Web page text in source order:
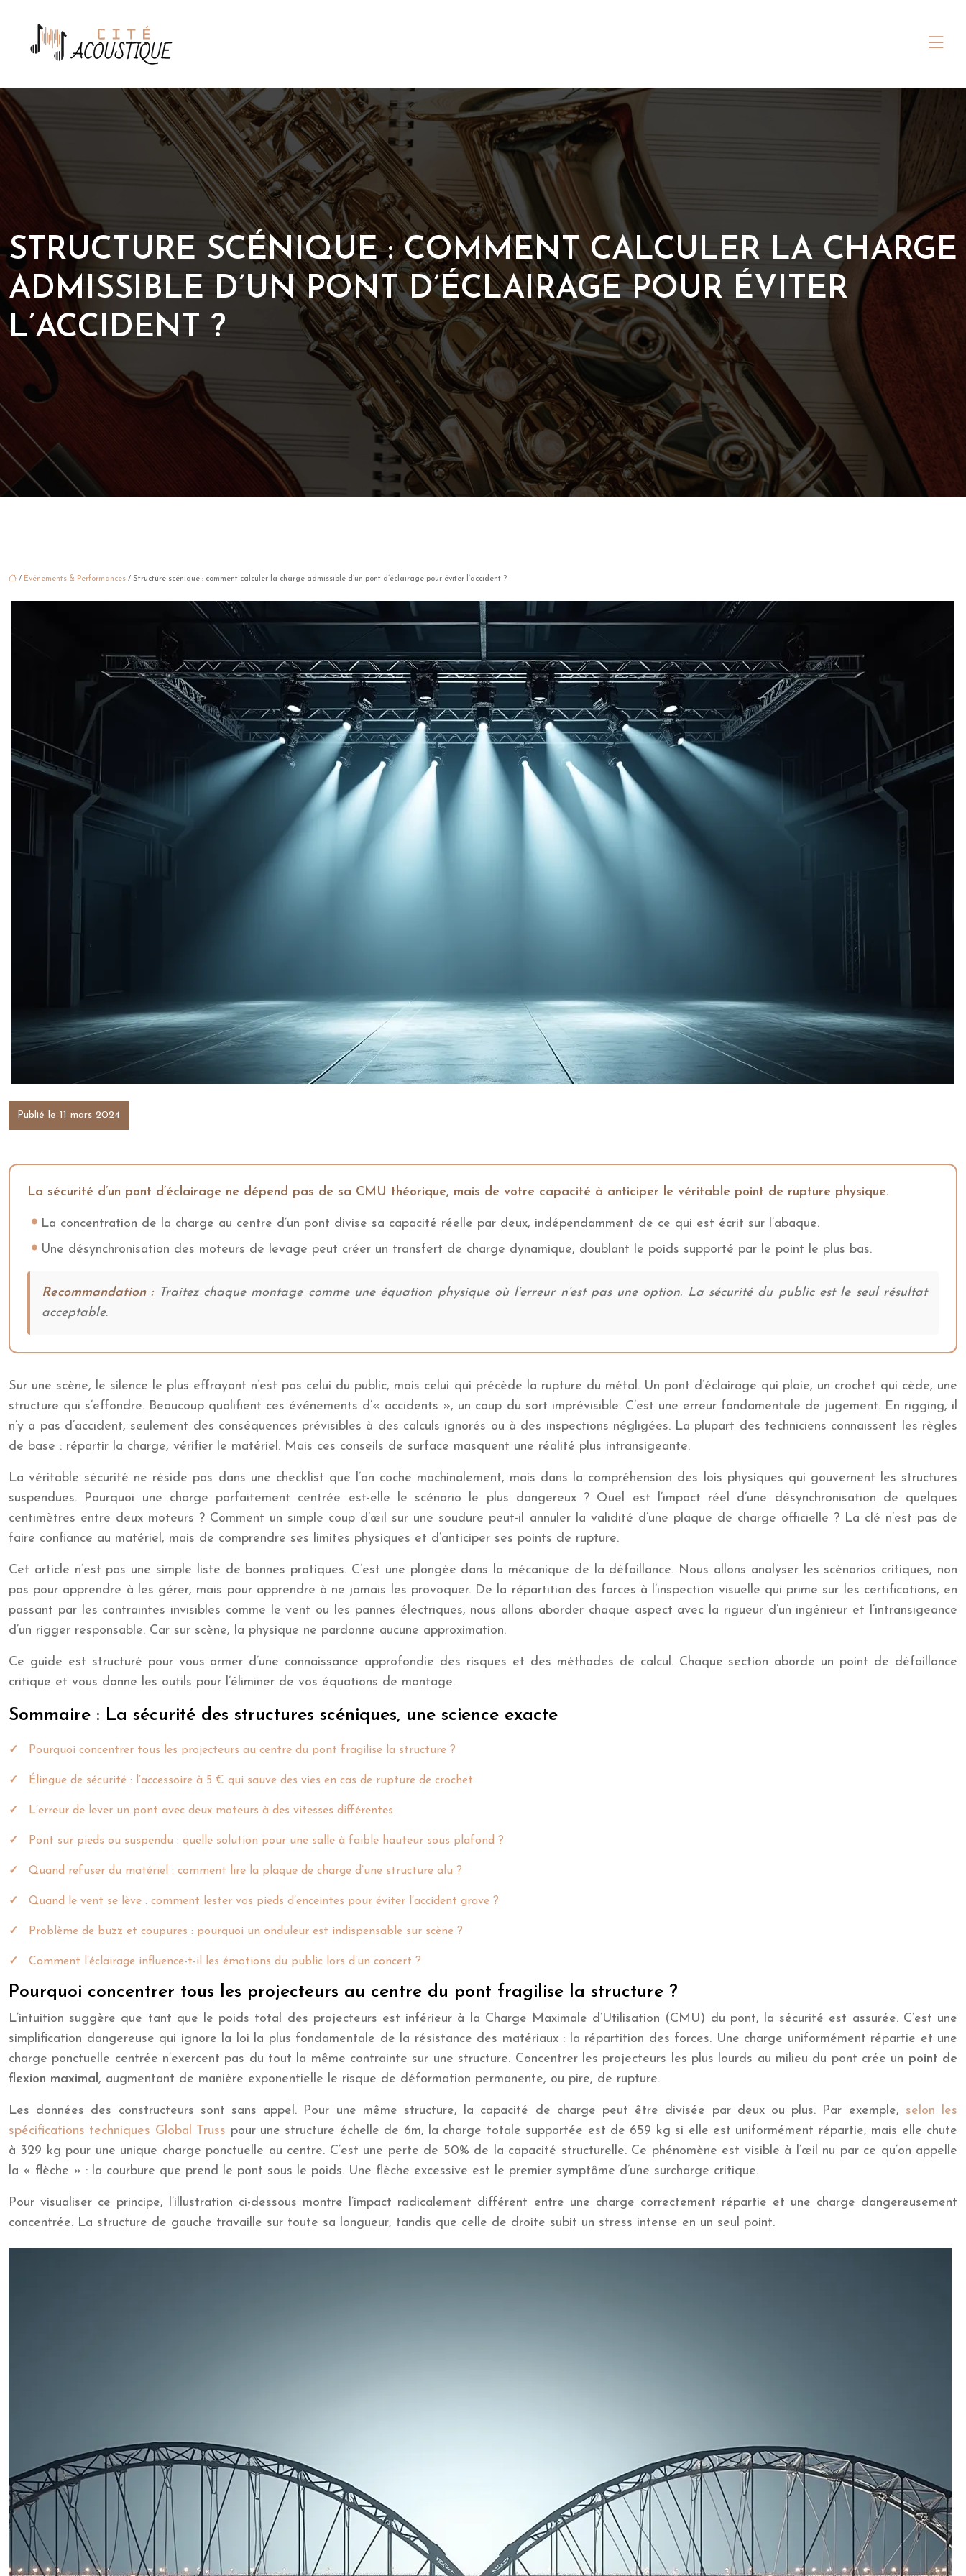
STRUCTURE SCÉNIQUE : COMMENT CALCULER LA CHARGE
ADMISSIBLE D’UN PONT D’ÉCLAIRAGE POUR ÉVITER
L’ACCIDENT ?
/ Événements & Performances / Structure scénique : comment calculer la charge admissible d’un pont d’éclairage pour éviter l’accident ?
Publié le 11 mars 2024
La sécurité d’un pont d’éclairage ne dépend pas de sa CMU théorique, mais de votre capacité à anticiper le véritable point de rupture physique.
La concentration de la charge au centre d’un pont divise sa capacité réelle par deux, indépendamment de ce qui est écrit sur l’abaque.
Une désynchronisation des moteurs de levage peut créer un transfert de charge dynamique, doublant le poids supporté par le point le plus bas.
Recommandation :Traitez chaque montage comme une équation physique où l’erreur n’est pas une option. La sécurité du public est le seul résultat
acceptable.
Sur une scène, le silence le plus effrayant n’est pas celui du public, mais celui qui précède la rupture du métal. Un pont d’éclairage qui ploie, un crochet qui cède, une
structure qui s’effondre. Beaucoup qualifient ces événements d’« accidents », un coup du sort imprévisible. C’est une erreur fondamentale de jugement. En rigging, il
n’y a pas d’accident, seulement des conséquences prévisibles à des calculs ignorés ou à des inspections négligées. La plupart des techniciens connaissent les règles
de base : répartir la charge, vérifier le matériel. Mais ces conseils de surface masquent une réalité plus intransigeante.
La véritable sécurité ne réside pas dans une checklist que l’on coche machinalement, mais dans la compréhension des lois physiques qui gouvernent les structures
suspendues. Pourquoi une charge parfaitement centrée est-elle le scénario le plus dangereux ? Quel est l’impact réel d’une désynchronisation de quelques
centimètres entre deux moteurs ? Comment un simple coup d’œil sur une soudure peut-il annuler la validité d’une plaque de charge officielle ? La clé n’est pas de
faire confiance au matériel, mais de comprendre ses limites physiques et d’anticiper ses points de rupture.
Cet article n’est pas une simple liste de bonnes pratiques. C’est une plongée dans la mécanique de la défaillance. Nous allons analyser les scénarios critiques, non
pas pour apprendre à les gérer, mais pour apprendre à ne jamais les provoquer. De la répartition des forces à l’inspection visuelle qui prime sur les certifications, en
passant par les contraintes invisibles comme le vent ou les pannes électriques, nous allons aborder chaque aspect avec la rigueur d’un ingénieur et l’intransigeance
d’un rigger responsable. Car sur scène, la physique ne pardonne aucune approximation.
Ce guide est structuré pour vous armer d’une connaissance approfondie des risques et des méthodes de calcul. Chaque section aborde un point de défaillance
critique et vous donne les outils pour l’éliminer de vos équations de montage.
Sommaire : La sécurité des structures scéniques, une science exacte
Pourquoi concentrer tous les projecteurs au centre du pont fragilise la structure ?
Élingue de sécurité : l’accessoire à 5 € qui sauve des vies en cas de rupture de crochet
L’erreur de lever un pont avec deux moteurs à des vitesses différentes
Pont sur pieds ou suspendu : quelle solution pour une salle à faible hauteur sous plafond ?
Quand refuser du matériel : comment lire la plaque de charge d’une structure alu ?
Quand le vent se lève : comment lester vos pieds d’enceintes pour éviter l’accident grave ?
Problème de buzz et coupures : pourquoi un onduleur est indispensable sur scène ?
Comment l’éclairage influence-t-il les émotions du public lors d’un concert ?
Pourquoi concentrer tous les projecteurs au centre du pont fragilise la structure ?
L’intuition suggère que tant que le poids total des projecteurs est inférieur à la Charge Maximale d’Utilisation (CMU) du pont, la sécurité est assurée. C’est une
simplification dangereuse qui ignore la loi la plus fondamentale de la résistance des matériaux : la répartition des forces. Une charge uniformément répartie et une
charge ponctuelle centrée n’exercent pas du tout la même contrainte sur une structure. Concentrer les projecteurs les plus lourds au milieu du pont crée un point de
flexion maximal, augmentant de manière exponentielle le risque de déformation permanente, ou pire, de rupture.
Les données des constructeurs sont sans appel. Pour une même structure, la capacité de charge peut être divisée par deux ou plus. Par exemple, selon les
spécifications techniques Global Truss pour une structure échelle de 6m, la charge totale supportée est de 659 kg si elle est uniformément répartie, mais elle chute
à 329 kg pour une unique charge ponctuelle au centre. C’est une perte de 50% de la capacité structurelle. Ce phénomène est visible à l’œil nu par ce qu’on appelle
la « flèche » : la courbure que prend le pont sous le poids. Une flèche excessive est le premier symptôme d’une surcharge critique.
Pour visualiser ce principe, l’illustration ci-dessous montre l’impact radicalement différent entre une charge correctement répartie et une charge dangereusement
concentrée. La structure de gauche travaille sur toute sa longueur, tandis que celle de droite subit un stress intense en un seul point.